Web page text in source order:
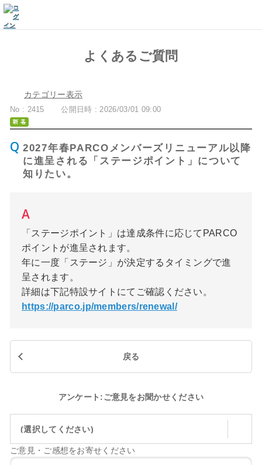
よくあるご質問
カテゴリー表示
No : 2415 公開日時 : 2026/03/01 09:00
2027年春PARCOメンバーズリニューアル以降
に進呈される「ステージポイント」について
知りたい。
「ステージポイント」は達成条件に応じてPARCO
ポイントが進呈されます。
年に一度「ステージ」が決定するタイミングで進
呈されます。
詳細は下記特設サイトにてご確認ください。
https://parco.jp/members/renewal/
戻る
アンケート:ご意見をお聞かせください
(選択してください)
ご意見・ご感想をお寄せください